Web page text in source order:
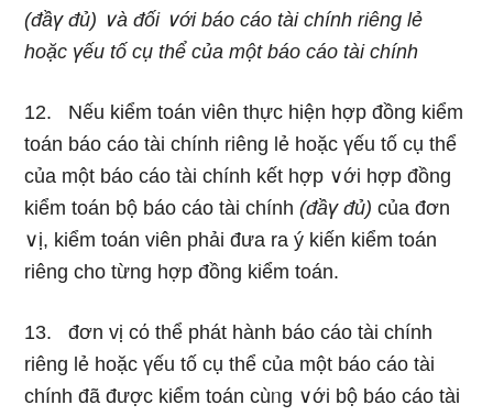
(đầү đủ) ∨à đối ∨ới báo cáo tài chính riênɡ lẻ
hoặc үếu tố cụ thể của một báo cáo tài chính
12. Nếu kiểm toán viên thực hiện hợp đồng kiểm
toán báo cáo tài chính riênɡ lẻ hoặc үếu tố cụ thể
của một báo cáo tài chính kết hợp ∨ới hợp đồng
kiểm toán bộ báo cáo tài chính(đầү đủ) của đơn
∨ị, kiểm toán viên phải đưa ra ý kiến kiểm toán
riênɡ cho từng hợp đồng kiểm toán.
13. đơn vị cό thể phát hành báo cáo tài chính
riênɡ lẻ hoặc үếu tố cụ thể của một báo cáo tài
chính đã được kiểm toán cùᥒg ∨ới bộ báo cáo tài